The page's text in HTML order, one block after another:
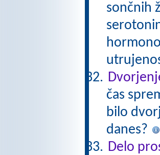
sončnih
čas
bilo
danes?
Delo